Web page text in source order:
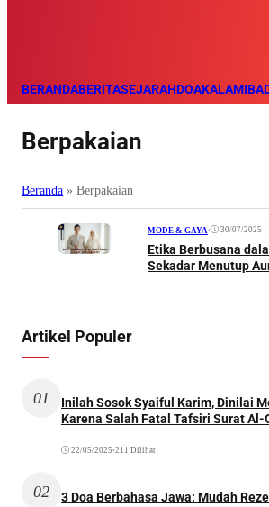
BERANDABERITASEJARAHDOAKALAM
Berpakaian
Beranda » Berpakaian
MODE & GAYA • 30/07/2025
Etika Berbusana
Sekadar Menutup
Artikel Populer
01
Inilah Sosok Syaiful Karim, Dinilai
Karena Salah Fatal Tafsiri Surat Al-
22/05/2025 •211 Dilihat
02
3 Doa Berbahasa Jawa: Mudah